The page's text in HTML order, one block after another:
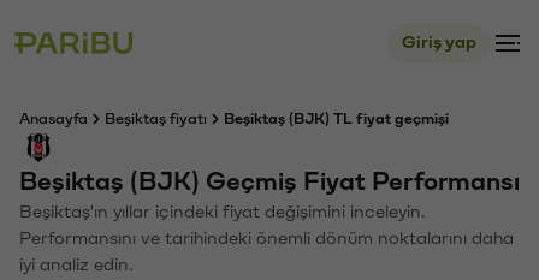
Giriş yap
Anasayfa Beşiktaş fiyatı Beşiktaş (BJK) TL fiyat geçmişi
Beşiktaş (BJK) Geçmiş Fiyat Performansı
Beşiktaş'ın yıllar içindeki fiyat değişimini inceleyin.
Performansını ve tarihindeki önemli dönüm noktalarını daha
iyi analiz edin.